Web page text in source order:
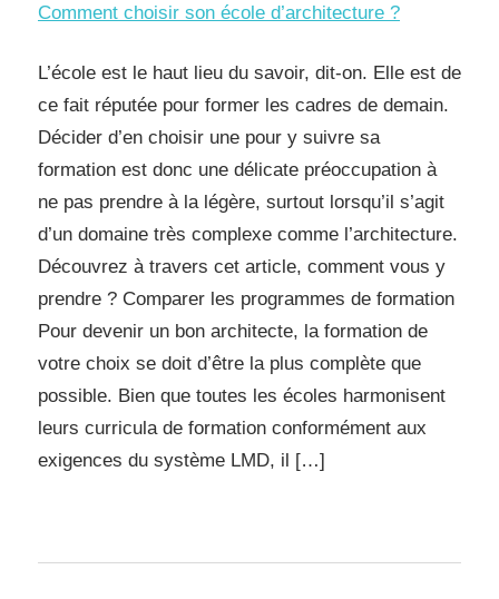
Comment choisir son école d’architecture ?
L’école est le haut lieu du savoir, dit-on. Elle est de
ce fait réputée pour former les cadres de demain.
Décider d’en choisir une pour y suivre sa
formation est donc une délicate préoccupation à
ne pas prendre à la légère, surtout lorsqu’il s’agit
d’un domaine très complexe comme l’architecture.
Découvrez à travers cet article, comment vous y
prendre ? Comparer les programmes de formation
Pour devenir un bon architecte, la formation de
votre choix se doit d’être la plus complète que
possible. Bien que toutes les écoles harmonisent
leurs curricula de formation conformément aux
exigences du système LMD, il […]